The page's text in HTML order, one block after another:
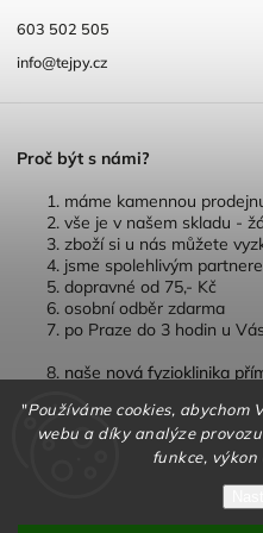
"Používáme cookies, abychom
webu a díky analýze
funkce,
603 502 505
info@tejpy.cz
Proč být s námi?
máme kamennou
vše je v našem skladu -
zboží si u nás můžete
jsme spolehlivým
dopravné od 75,- Kč
osobní odběr zdarma
po Praze do 3 hodin u Vás
naše nová fyzioklinika
Shoptet